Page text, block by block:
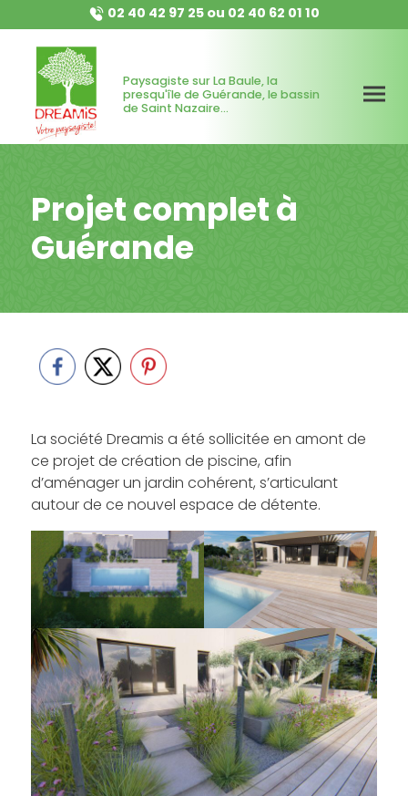
02 40 42 97 25ou 02 40 62 01 10
Paysagiste sur La Baule, la
presqu'île de Guérande, le bassin
de Saint Nazaire...
Projet complet à
Guérande
La société Dreamis a été sollicitée en amont de
ce projet de création de piscine, afin
d’aménager un jardin cohérent, s’articulant
autour de ce nouvel espace de détente.